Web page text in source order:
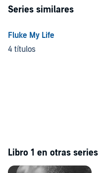
Series similares
Fluke My Life
4 títulos
Libro 1 en otras series